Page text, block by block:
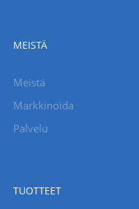
MEISTÄ
Meistä
Markkinoida
Palvelu
TUOTTEET